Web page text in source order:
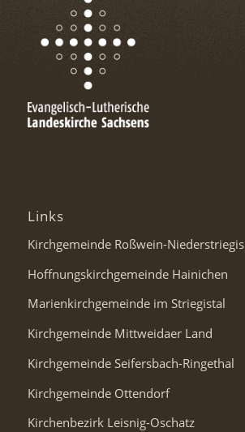
Links
Kirchgemeinde Roßwein-Niederstriegis
Hoffnungskirchgemeinde Hainichen
Marienkirchgemeinde im Striegistal
Kirchgemeinde Mittweidaer Land
Kirchgemeinde Seifersbach-Ringethal
Kirchgemeinde Ottendorf
Kirchenbezirk Leisnig-Oschatz